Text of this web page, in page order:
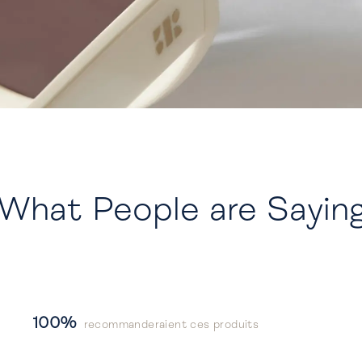
People are
100% recommanderaient ces produits